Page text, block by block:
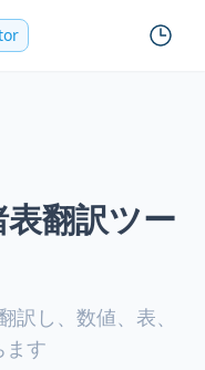
翻訳ツー
訳し、数値、表、
ます